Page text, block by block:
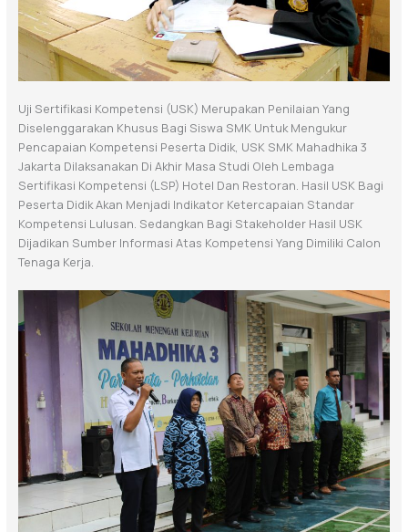
Uji Sertifikasi Kompetensi (USK) Merupakan Penilaian Yang
Diselenggarakan Khusus Bagi Siswa SMK Untuk Mengukur
Pencapaian Kompetensi Peserta Didik, USK SMK Mahadhika 3
Jakarta Dilaksanakan Di Akhir Masa Studi Oleh Lembaga
Sertifikasi Kompetensi (LSP) Hotel Dan Restoran. Hasil USK Bagi
Peserta Didik Akan Menjadi Indikator Ketercapaian Standar
Kompetensi Lulusan. Sedangkan Bagi Stakeholder Hasil USK
Dijadikan Sumber Informasi Atas Kompetensi Yang Dimiliki Calon
Tenaga Kerja.